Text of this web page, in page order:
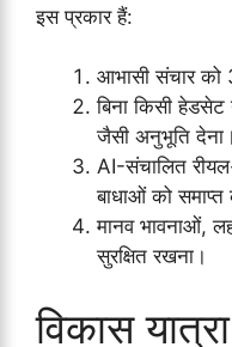
इस प्रकार हैं:
आभासी संचार को
बिना किसी
जैसी अनुभूति देना।
AI-संचालित
बाधाओं को समाप्त
मानव भावनाओं,
सुरक्षित रखना।
विकास